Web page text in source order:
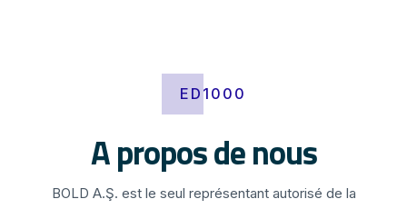
ED1000
A propos de nous
BOLD A.Ş. est le seul représentant autorisé de la